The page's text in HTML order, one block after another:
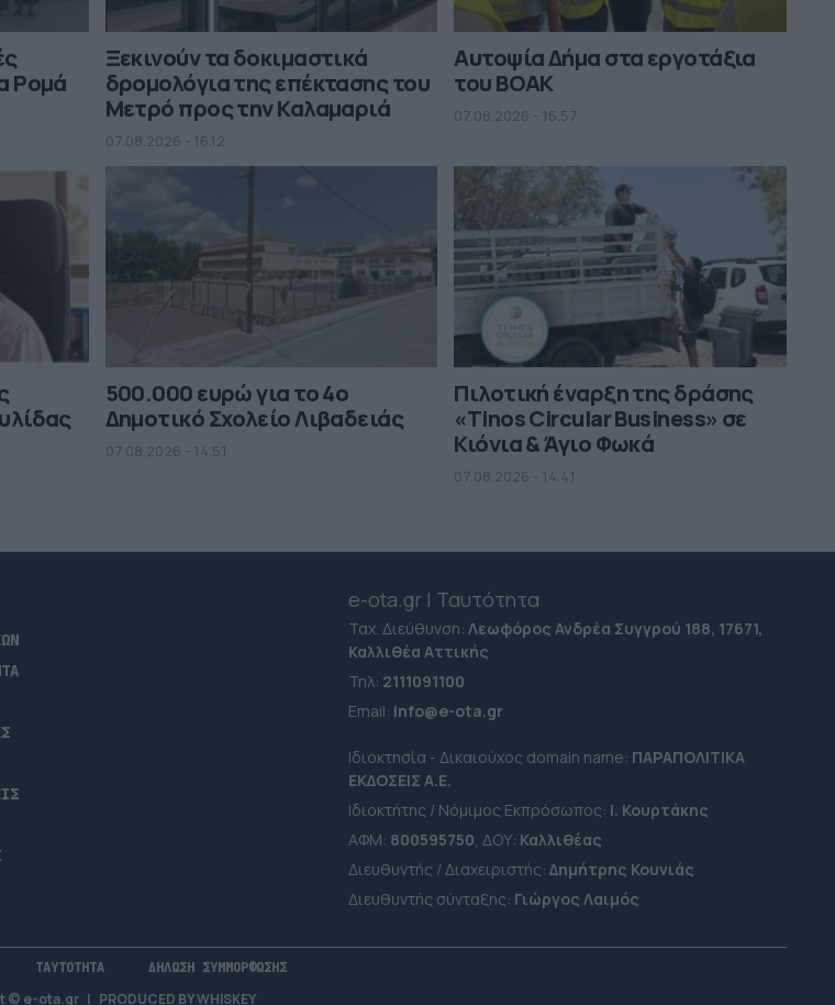
Ρομά
Ξεκινούν τα δοκιμαστικά
δρομολόγια της επέκτασης του
Μετρό προς την Καλαμαριά
07.08.2026 - 16.12
Αυτοψία Δήμα στα εργοτάξια
του ΒΟΑΚ
07.08.2026 - 15.57
500.000 ευρώ για το 4ο
Δημοτικό Σχολείο Λιβαδειάς
07.08.2026 - 14.51
Πιλοτική έναρξη της δράσης
«Tinos Circular Business» σε
Κιόνια & Άγιο Φωκά
07.08.2026 - 14.41
e-ota.gr | Ταυτότητα
Ταχ. Διεύθυνση:Λεωφόρος Ανδρέα Συγγρού 188, 17671,
Καλλιθέα Αττικής
Τηλ: 2111091100
Εmail: info@e-ota.gr
Ιδιοκτησία - Δικαιούχος domain name: ΠΑΡΑΠΟΛΙΤΙΚΑ
ΕΚΔΟΣΕΙΣ A.E.
Ιδιοκτήτης / Νόμιμος Εκπρόσωπος: Ι. Κουρτάκης
ΑΦΜ: 800595750 , ΔΟΥ: Καλλιθέας
Διευθυντής / Διαχειριστής:Δημήτρης Κουνιάς
Διευθυντής σύνταξης: Γιώργος Λαιμός
ΤΑΥΤΟΤΗΤΑ ΔΗΛΩΣΗ ΣΥΜΜΟΡΦΩΣΗΣ
© e-ota.gr | PRODUCED BYWHISKEY